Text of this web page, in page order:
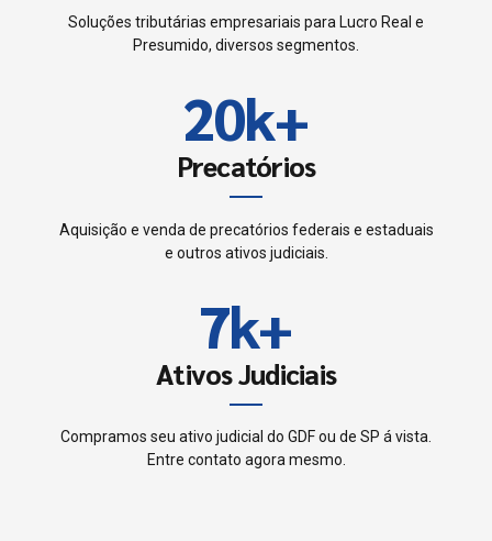
7
8
9
0
3
4
5
6
7
8
9
0
Soluções tributárias empresariais para Lucro Real e
Presumido, diversos segmentos.
1
2
3
4
5
6
7
8
9
0k+
Precatórios
Aquisição e venda de precatórios federais e estaduais
e outros ativos judiciais.
2
3
4
5
6
7
8
9
k+
Ativos Judiciais
Compramos seu ativo judicial do GDF ou de SP á vista.
Entre contato agora mesmo.